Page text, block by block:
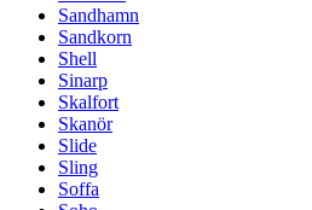
Sandhamn
Sandkorn
Shell
Sinarp
Skalfort
Skanör
Slide
Sling
Soffa